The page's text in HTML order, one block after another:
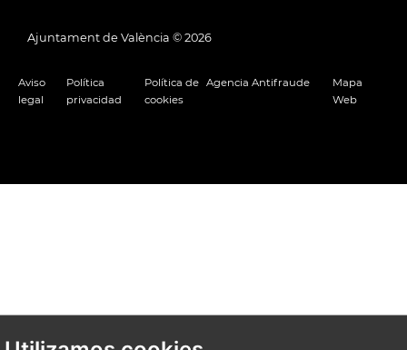
Ajuntament de València © 2026
Aviso
legal
Política
privacidad
Política de
cookies
Agencia Antifraude
Mapa
Web